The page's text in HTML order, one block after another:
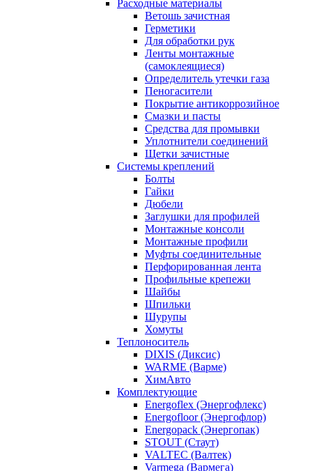
Расходные материалы
Ветошь зачистная
Герметики
Для обработки рук
Ленты монтажные
(самоклеящиеся)
Определитель утечки газа
Пеногасители
Покрытие антикоррозийное
Смазки и пасты
Средства для промывки
Уплотнители соединений
Щетки зачистные
Системы креплений
Болты
Гайки
Дюбели
Заглушки для профилей
Монтажные консоли
Монтажные профили
Муфты соединительные
Перфорированная лента
Профильные крепежи
Шайбы
Шпильки
Шурупы
Хомуты
Теплоноситель
DIXIS (Диксис)
WARME (Варме)
ХимАвто
Комплектующие
Energoflex (Энергофлекс)
Energofloor (Энергофлор)
Energopack (Энергопак)
STOUT (Стаут)
VALTEC (Валтек)
Varmega (Вармега)